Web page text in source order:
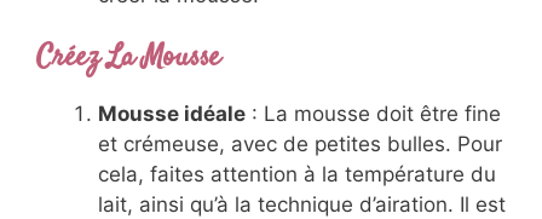
Créez La Mousse
Mousse idéale : La mousse doit être fine
et crémeuse, avec de petites bulles. Pour
cela, faites attention à la température du
lait, ainsi qu’à la technique d’airation. Il est